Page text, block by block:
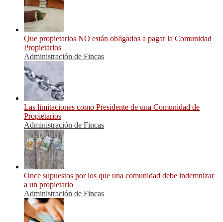
Que propietarios NO están obligados a pagar la Comunidad
Propietarios
Administración de Fincas
Las limitaciones como Presidente de una Comunidad de
Propietarios
Administración de Fincas
Once supuestos por los que una comunidad debe indemnizar
a un propietario
Administración de Fincas